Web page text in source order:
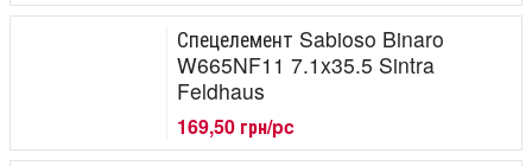
Спецелемент Sabioso Binaro
W665NF11 7.1x35.5 Sintra
Feldhaus
169,50 грн/pc